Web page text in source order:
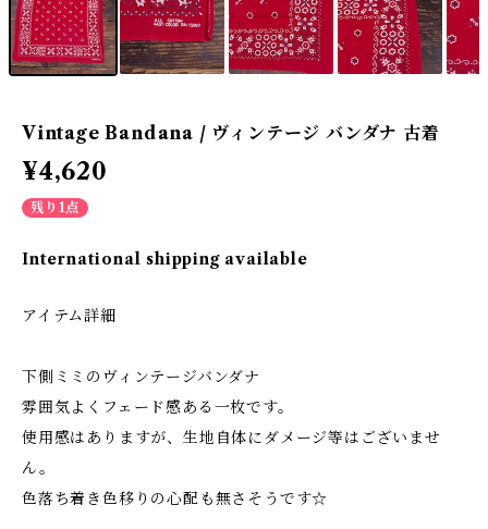
Vintage Bandana / ヴィンテージ バンダナ 古着
¥4,620
残り1点
International shipping available
アイテム詳細
下側ミミのヴィンテージバンダナ
雰囲気よくフェード感ある一枚です。
使用感はありますが、生地自体にダメージ等はございませ
ん。
色落ち着き色移りの心配も無さそうです☆